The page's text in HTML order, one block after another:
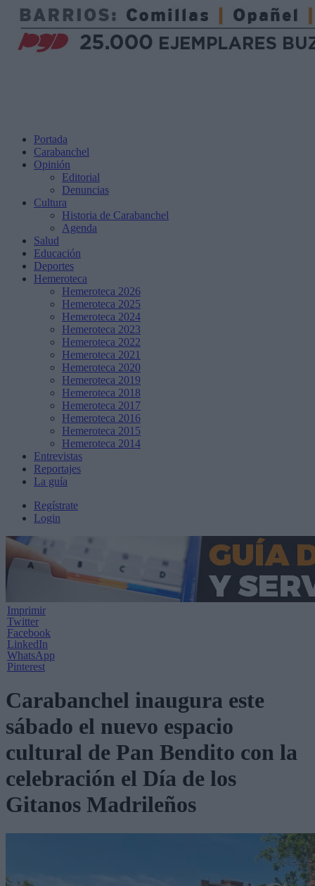
Portada
Carabanchel
Opinión
Editorial
Denuncias
Cultura
Historia de Carabanchel
Agenda
Salud
Educación
Deportes
Hemeroteca
Hemeroteca 2026
Hemeroteca 2025
Hemeroteca 2024
Hemeroteca 2023
Hemeroteca 2022
Hemeroteca 2021
Hemeroteca 2020
Hemeroteca 2019
Hemeroteca 2018
Hemeroteca 2017
Hemeroteca 2016
Hemeroteca 2015
Hemeroteca 2014
Entrevistas
Reportajes
La guía
Regístrate
Login
Imprimir
Twitter
Facebook
LinkedIn
WhatsApp
Pinterest
Carabanchel inaugura este
sábado el nuevo espacio
cultural de Pan Bendito con la
celebración el Día de los
Gitanos Madrileños